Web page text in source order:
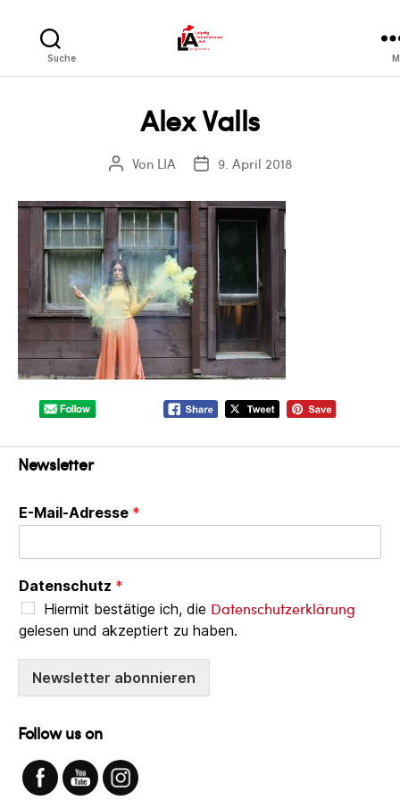
Suche
Alex Valls
Beitragsautor
Von LIA Veröffentlichungsdatum
9. April 2018
Newsletter
E-Mail-Adresse *
Datenschutz *
Hiermit bestätige ich, die Datenschutzerklärung
gelesen und akzeptiert zu haben.
Newsletter abonnieren
Follow us on